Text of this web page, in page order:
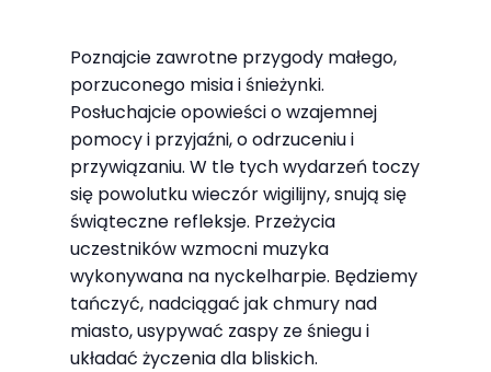
Poznajcie zawrotne przygody małego,
porzuconego misia i śnieżynki.
Posłuchajcie opowieści o wzajemnej
pomocy i przyjaźni, o odrzuceniu i
przywiązaniu. W tle tych wydarzeń toczy
się powolutku wieczór wigilijny, snują się
świąteczne refleksje. Przeżycia
uczestników wzmocni muzyka
wykonywana na nyckelharpie. Będziemy
tańczyć, nadciągać jak chmury nad
miasto, usypywać zaspy ze śniegu i
układać życzenia dla bliskich.
Doświadczenie
Aby nasza
strona
internetowa
działała jak
najlepiej
podczas
twojego
przejścia na nią.
Jeśli odrzucisz
te pliki cookie,